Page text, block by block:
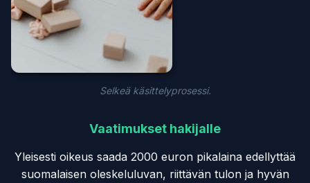
Selkeä käsittelyprosessi.
Vaatimukset hakijalle
Yleisesti oikeus saada 2000 euron pikalaina edellyttää
suomalaisen oleskeluluvan, riittävän tulon ja hyvän